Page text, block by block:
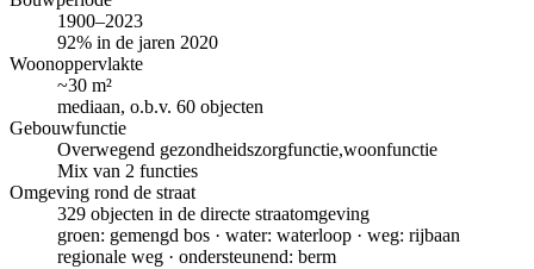
1900–2023
92% in de jaren 2020
Woonoppervlakte
~30 m²
mediaan, o.b.v. 60 objecten
Gebouwfunctie
Overwegend gezondheidszorgfunctie,woonfunctie
Mix van 2 functies
Omgeving rond de straat
329 objecten in de directe straatomgeving
groen: gemengd bos · water: waterloop · weg: rijbaan
regionale weg · ondersteunend: berm